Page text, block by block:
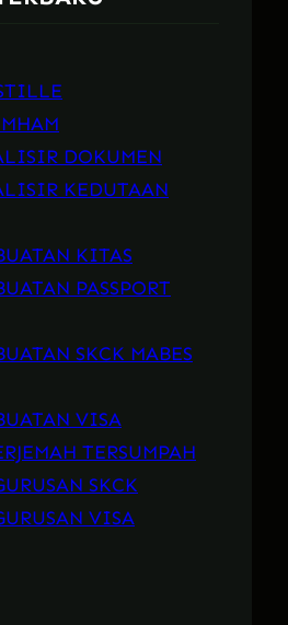
DOKUMEN
KEDUTAAN
KITAS
PASSPORT
SKCK MABES
VISA
TERSUMPAH
SKCK
VISA